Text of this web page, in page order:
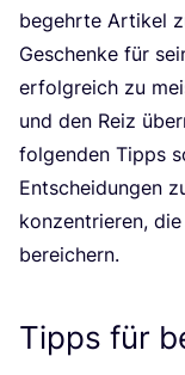
begehr­te Arti­kel
Geschen­ke für
erfolg­reich zu
und den Reiz
fol­gen­den Tipps
Ent­schei­dun­gen
kon­zen­trie­ren,
bereichern.
Tipps für